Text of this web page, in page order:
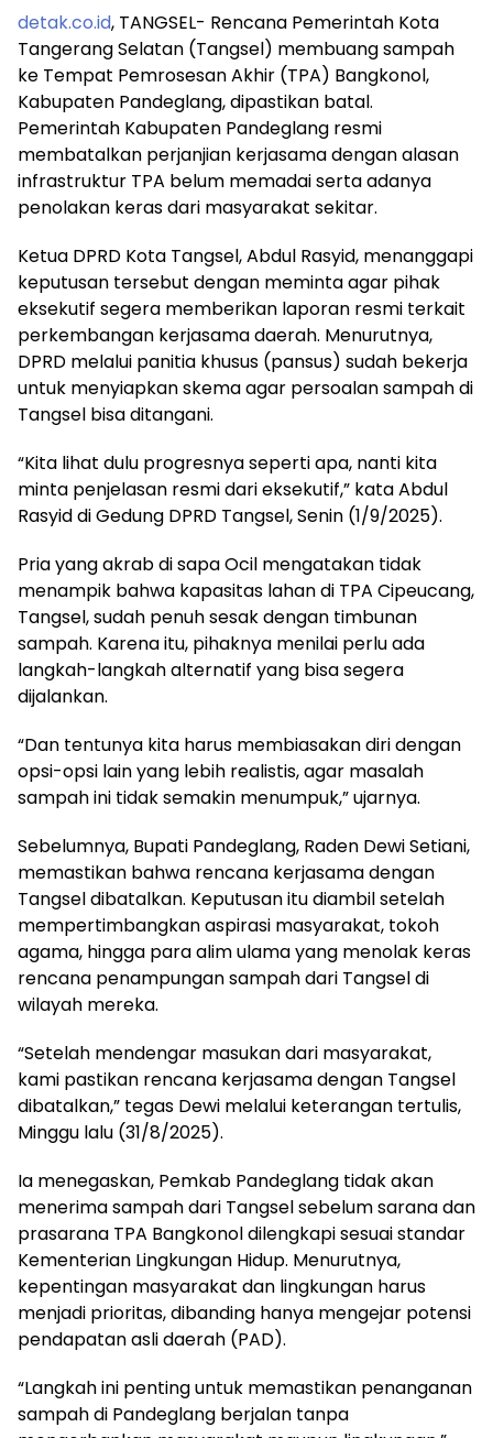
detak.co.id, TANGSEL- Rencana Pemerintah Kota
Tangerang Selatan (Tangsel) membuang sampah
ke Tempat Pemrosesan Akhir (TPA) Bangkonol,
Kabupaten Pandeglang, dipastikan batal.
Pemerintah Kabupaten Pandeglang resmi
membatalkan perjanjian kerjasama dengan alasan
infrastruktur TPA belum memadai serta adanya
penolakan keras dari masyarakat sekitar.
Ketua DPRD Kota Tangsel, Abdul Rasyid, menanggapi
keputusan tersebut dengan meminta agar pihak
eksekutif segera memberikan laporan resmi terkait
perkembangan kerjasama daerah. Menurutnya,
DPRD melalui panitia khusus (pansus) sudah bekerja
untuk menyiapkan skema agar persoalan sampah di
Tangsel bisa ditangani.
“Kita lihat dulu progresnya seperti apa, nanti kita
minta penjelasan resmi dari eksekutif,” kata Abdul
Rasyid di Gedung DPRD Tangsel, Senin (1/9/2025).
Pria yang akrab di sapa Ocil mengatakan tidak
menampik bahwa kapasitas lahan di TPA Cipeucang,
Tangsel, sudah penuh sesak dengan timbunan
sampah. Karena itu, pihaknya menilai perlu ada
langkah-langkah alternatif yang bisa segera
dijalankan.
“Dan tentunya kita harus membiasakan diri dengan
opsi-opsi lain yang lebih realistis, agar masalah
sampah ini tidak semakin menumpuk,” ujarnya.
Sebelumnya, Bupati Pandeglang, Raden Dewi Setiani,
memastikan bahwa rencana kerjasama dengan
Tangsel dibatalkan. Keputusan itu diambil setelah
mempertimbangkan aspirasi masyarakat, tokoh
agama, hingga para alim ulama yang menolak keras
rencana penampungan sampah dari Tangsel di
wilayah mereka.
“Setelah mendengar masukan dari masyarakat,
kami pastikan rencana kerjasama dengan Tangsel
dibatalkan,” tegas Dewi melalui keterangan tertulis,
Minggu lalu (31/8/2025).
Ia menegaskan, Pemkab Pandeglang tidak akan
menerima sampah dari Tangsel sebelum sarana dan
prasarana TPA Bangkonol dilengkapi sesuai standar
Kementerian Lingkungan Hidup. Menurutnya,
kepentingan masyarakat dan lingkungan harus
menjadi prioritas, dibanding hanya mengejar potensi
pendapatan asli daerah (PAD).
“Langkah ini penting untuk memastikan penanganan
sampah di Pandeglang berjalan tanpa